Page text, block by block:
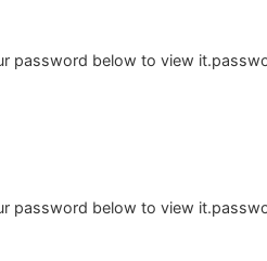
password below to view
password below to view